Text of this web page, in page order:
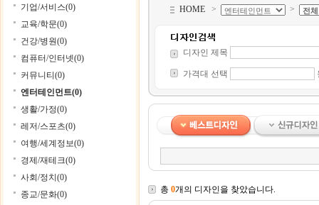
기업/서비스(0)
교육/학문(0)
건강/병원(0)
컴퓨터/인터넷(0)
커뮤니티(0)
엔터테인먼트(0)
생활/가정(0)
레저/스포츠(0)
여행/세계정보(0)
경제/재테크(0)
사회/정치(0)
종교/문화(0)
HOME > >
디자인 제목
가격대 선택
총 0개의 디자인을 찾았습니다.